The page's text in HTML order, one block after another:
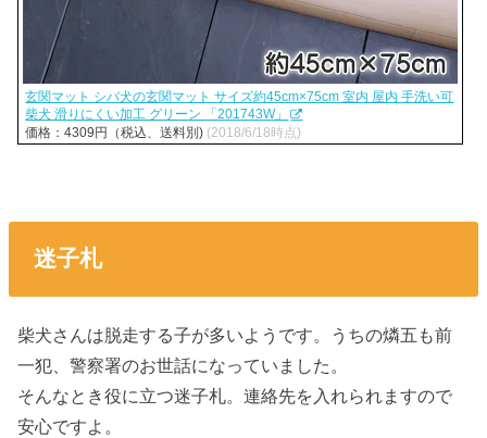
玄関マット シバ犬の玄関マット サイズ約45cm×75cm 室内 屋内 手洗い可
柴犬 滑りにくい加工 グリーン 「201743W」
価格：4309円（税込、送料別) (2018/6/18時点)
迷子札
柴犬さんは脱走する子が多いようです。うちの燐五も前
一犯、警察署のお世話になっていました。
そんなとき役に立つ迷子札。連絡先を入れられますので
安心ですよ。